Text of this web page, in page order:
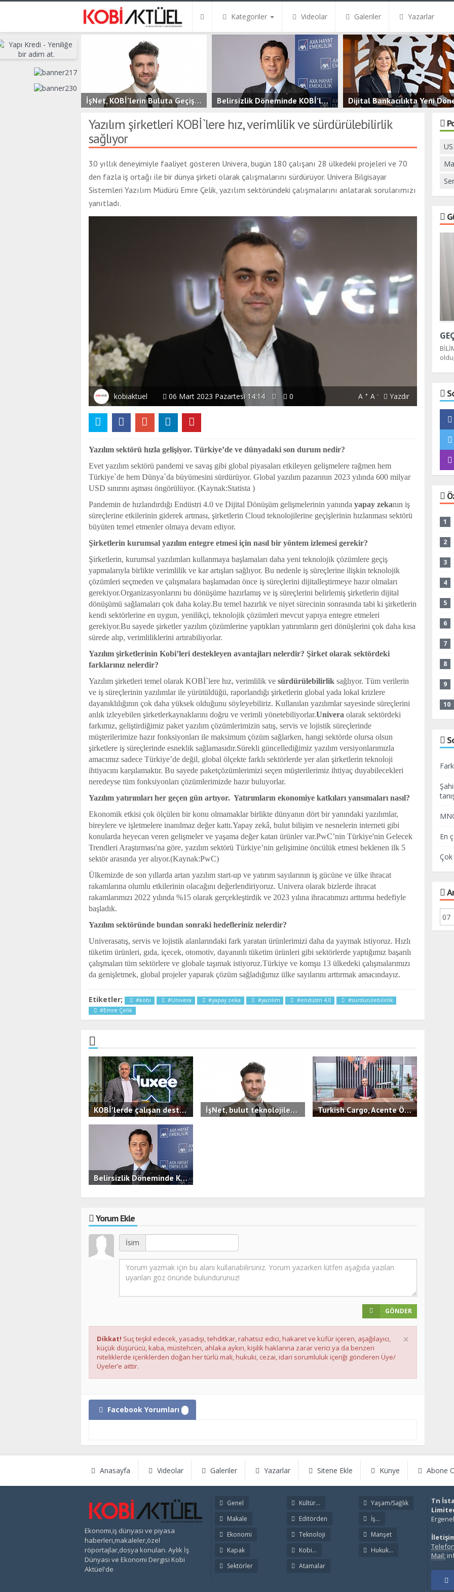
Kategoriler Videolar Galeriler Yazarlar
İşNet, KOBİ’lerin Buluta Geçişini Kolaylaştıran Yeni Hizmeti bluutyKonfor’u Duyurdu Belirsizlik Döneminde KOBİ’ler İçin Finansal Güvence Dijital Bankacılıkta Yeni
Yazılım şirketleri KOBİ`lere hız, verimlilik ve sürdürülebilirlik
sağlıyor
30 yıllık deneyimiyle faaliyet gösteren Univera, bugün 180 çalışanı 28 ülkedeki projeleri ve 70
den fazla iş ortağı ile bir dünya şirketi olarak çalışmalarını sürdürüyor. Univera Bilgisayar
Sistemleri Yazılım Müdürü Emre Çelik, yazılım sektöründeki çalışmalarını anlatarak sorularımızı
yanıtladı.
kobiaktuel 06 Mart 2023 Pazartesi 14:14 0 A + A - Yazdır
Yazılımsektörü hızla gelişiyor. Türkiye’de ve dünyadaki son durum nedir?
Evet yazılım sektörü pandemi ve savaş gibi global piyasaları etkileyen gelişmelere rağmen hem
Türkiye`de hem Dünya`da büyümesini sürdürüyor. Global yazılım pazarının 2023 yılında 600 milyar
USD sınırını aşması öngörülüyor. (Kaynak:Statista )
Pandemin de hızlandırdığı Endüstri 4.0 ve Dijital Dönüşüm gelişmelerinin yanında yapay zekanın iş
süreçlerine etkilerinin giderek artması, şirketlerin Cloud teknolojilerine geçişlerinin hızlanması sektörü
büyüten temel etmenler olmaya devam ediyor.
Şirketlerin kurumsal yazılım entegre etmesi için nasıl bir yöntem izlemesi gerekir?
Şirketlerin, kurumsal yazılımları kullanmaya başlamaları daha yeni teknolojik çözümlere geçiş
yapmalarıyla birlikte verimlilik ve kar artışları sağlıyor. Bu nedenle iş süreçlerine ilişkin teknolojik
çözümleri seçmeden ve çalışmalara başlamadan önce iş süreçlerini dijitalleştirmeye hazır olmaları
gerekiyor.Organizasyonlarını bu dönüşüme hazırlamış ve iş süreçlerini belirlemiş şirketlerin dijital
dönüşümü sağlamaları çok daha kolay.Bu temel hazırlık ve niyet sürecinin sonrasında tabi ki şirketlerin
kendi sektörlerine en uygun, yenilikçi, teknolojik çözümleri mevcut yapıya entegre etmeleri
gerekiyor.Bu sayede şirketler yazılım çözümlerine yaptıkları yatırımların geri dönüşlerini çok daha kısa
sürede alıp, verimliliklerini artırabiliyorlar.
Yazılım şirketlerinin Kobi’leri destekleyen avantajları nelerdir? Şirket olarak sektördeki
farklarınız nelerdir?
Yazılım şirketleri temel olarak KOBİ`lere hız, verimlilik ve sürdürülebilirliksağlıyor. Tüm verilerin
ve iş süreçlerinin yazılımlar ile yürütüldüğü, raporlandığı şirketlerin global yada lokal krizlere
dayanıklılığının çok daha yüksek olduğunu söyleyebiliriz. Kullanılan yazılımlar sayesinde süreçlerini
anlık izleyebilen şirketlerkaynaklarını doğru ve verimli yönetebiliyorlar.Univera olarak sektördeki
farkımız, geliştirdiğimiz paket yazılım çözümlerimizin satış, servis ve lojistik süreçlerinde
müşterilerimize hazır fonksiyonları ile maksimum çözüm sağlarken, hangi sektörde olursa olsun
şirketlere iş süreçlerinde esneklik sağlamasıdır.Sürekli güncellediğimiz yazılım versiyonlarımızla
amacımız sadece Türkiye’de değil, global ölçekte farklı sektörlerde yer alan şirketlerin teknoloji
ihtiyacını karşılamaktır. Bu sayede paketçözümlerimizi seçen müşterilerimiz ihtiyaç duyabilecekleri
neredeyse tüm fonksiyonları çözümlerimizde hazır buluyorlar.
Yazılım yatırımları her geçen gün artıyor. Yatırımların ekonomiye katkıları yansımaları nasıl?
Ekonomik etkisi çok ölçülen bir konu olmamaklar birlikte dünyanın dört bir yanındaki yazılımlar,
bireylere ve işletmelere inanılmaz değer kattı.Yapay zekâ, bulut bilişim ve nesnelerin interneti gibi
konularda heyecan veren gelişmeler ve yaşama değer katan ürünler var.PwC’nin Türkiye'nin Gelecek
Trendleri Araştırması'na göre, yazılım sektörü Türkiye’nin gelişimine öncülük etmesi beklenen ilk 5
sektör arasında yer alıyor.(Kaynak:PwC)
Ülkemizde de son yıllarda artan yazılım start-up ve yatırım sayılarının iş gücüne ve ülke ihracat
rakamlarına olumlu etkilerinin olacağını değerlendiriyoruz. Univera olarak bizlerde ihracat
rakamlarımızı 2022 yılında %15 olarak gerçekleştirdik ve 2023 yılına ihracatımızı arttırma hedefiyle
başladık.
Yazılım sektöründe bundan sonraki hedefleriniz nelerdir?
Univerasatış, servis ve lojistik alanlarındaki fark yaratan ürünlerimizi daha da yaymak istiyoruz. Hızlı
tüketim ürünleri, gıda, içecek, otomotiv, dayanınlı tüketim ürünleri gibi sektörlerde yaptığımız başarılı
çalışmaları tüm sektörlere ve globale taşımak istiyoruz.Türkiye ve komşu 13 ülkedeki çalışmalarımızı
da genişletmek, global projeler yaparak çözüm sağladığımız ülke sayılarını arttırmak amacındayız.
Etiketler; #kobi #Univera #yapay zeka #yazılım #endüstri 4.0
#sürdürülebilirlik
#Emre Çelik
KOBİ’lerde çalışan destekleri ön plana çıkıyor,yan hak kullanımı çeşitleniyor.
2.3B 0
İşNet, bulut teknolojilerinde KOBİ'lere hızlı, güvenilir ve öngörülebilir maliyet avantajı sunan yeni hizmeti bluutyKonfor'u duyurdu. Turkish Cargo, Acente Ödül Töreni’nde İş Ortaklarıyla Bir Araya Geldi
Belirsizlik Döneminde KOBİ’ler İçin Finansal Güvence
Yorum Ekle
İsim
GÖNDER
×
Dikkat! Suç teşkil edecek, yasadışı, tehditkar, rahatsız edici, hakaret ve küfür içeren, aşağılayıcı,
küçük düşürücü, kaba, müstehcen, ahlaka aykırı, kişilik haklarına zarar verici ya da benzeri
niteliklerde içeriklerden doğan her türlü mali, hukuki, cezai, idari sorumluluk içeriği gönderen Üye/
Üyeler’e aittir.
Facebook Yorumları
1
2
3
4
5
6
7
8
9
10
En
Anasayfa Videolar Galeriler Yazarlar Sitene Ekle Künye Abone
Ekonomi,iş dünyası ve piyasa
haberleri,makaleler,özel
röportajlar,dosya konuları. Aylık İş
Dünyası ve Ekonomi Dergisi Kobi
Aktüel'de
Genel
Makale
Ekonomi
Kapak
Sektörler
Kültür...
Editörden
Teknoloji
Kobi...
Atamalar
Yaşam/Sağlık
İş...
Manşet
Hukuk...
Tn
Mail: